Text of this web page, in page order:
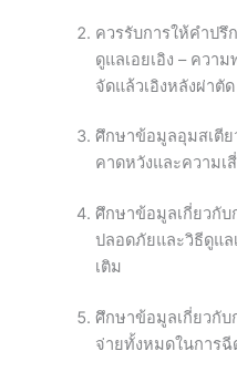
ควรรับการให้คำปรึ
ดูแลเอยเอิง – ควา
จัดแล้วเอิงหลังผ่าตัด
ศึกษาข้อมูลอุมสเตี
คาดหวังและความเ
ศึกษาข้อมูลเกี่ยวกั
ปลอดภัยและวิธีดูแล
เติม
ศึกษาข้อมูลเกี่ยวกับ
จ่ายทั้งหมดในการ